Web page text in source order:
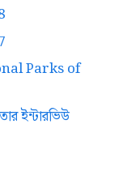
Parks of
ইন্টারভিউ